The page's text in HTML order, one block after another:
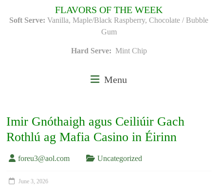
FLAVORS OF THE WEEK
Soft Serve: Vanilla, Maple/Black Raspberry, Chocolate / Bubble
Gum
Hard Serve: Mint Chip
Menu
Imir Gnóthaigh agus Ceiliúir Gach
Rothlú ag Mafia Casino in Éirinn
foreu3@aol.com Uncategorized
June 3, 2026